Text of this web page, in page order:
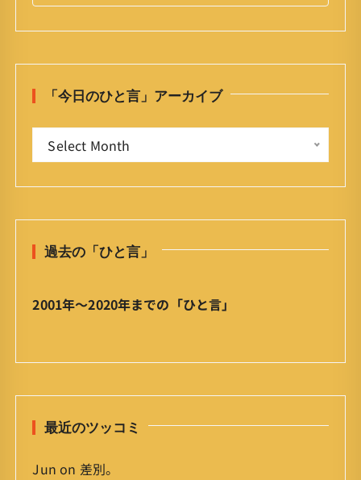
r
:
「今日のひと言」アーカイブ
ひ
言
ア
イ
Select Month
過去の「ひと言」
2001年〜2020年までの「ひと言」
最近のツッコミ
Jun on 差別。